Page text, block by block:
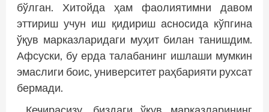
бўлган. Хитойда ҳам фаолиятимни давом
эттириш учун иш қидириш асносида кўпгина
ўқув марказларидаги муҳит билан танишдим.
Афсуски, бу ерда талабанинг ишлаши мумкин
эмаслиги боис, университет раҳбарияти рухсат
бермади.